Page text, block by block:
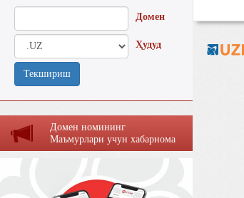
Домен
Ҳудуд
Текшириш
Домен номининг
Маъмурлaри учун хaбaрномa